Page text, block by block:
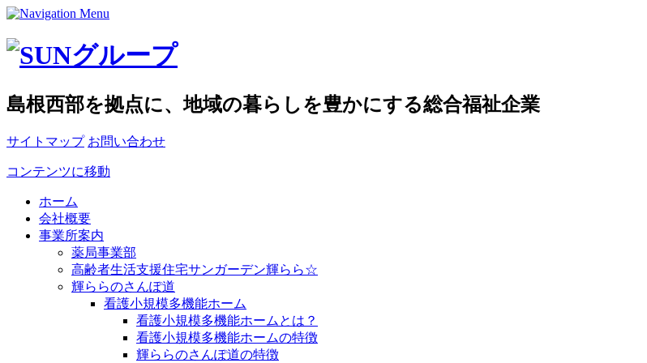
島根西部を拠点に、地域の暮らしを豊かにする総合福祉企業
サイトマップ お問い合わせ
コンテンツに移動
ホーム
会社概要
事業所案内
薬局事業部
高齢者生活支援住宅サンガーデン輝らら☆
輝ららのさんぽ道
看護小規模多機能ホーム
看護小規模多機能ホームとは？
看護小規模多機能ホームの特徴
輝ららのさんぽ道の特徴